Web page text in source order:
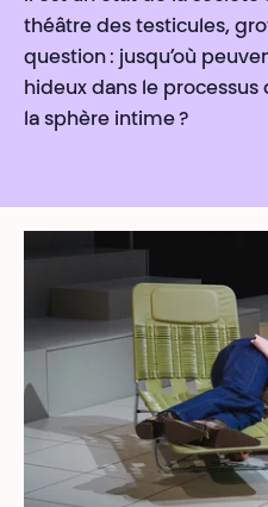
théâtre des testicules,
question : jusqu’où
hideux dans le
la sphère intime ?